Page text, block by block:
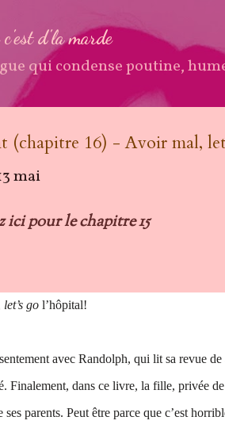
d'la marde
qui condense poutine,
(chapitre 16) - Avoir mal,
mai
ici pour le chapitre 15
let’s go l’hôpital!
avec Randolph, qui lit sa revue
Finalement, dans ce livre, la fille, privée
ses parents. Peut être parce que c’est